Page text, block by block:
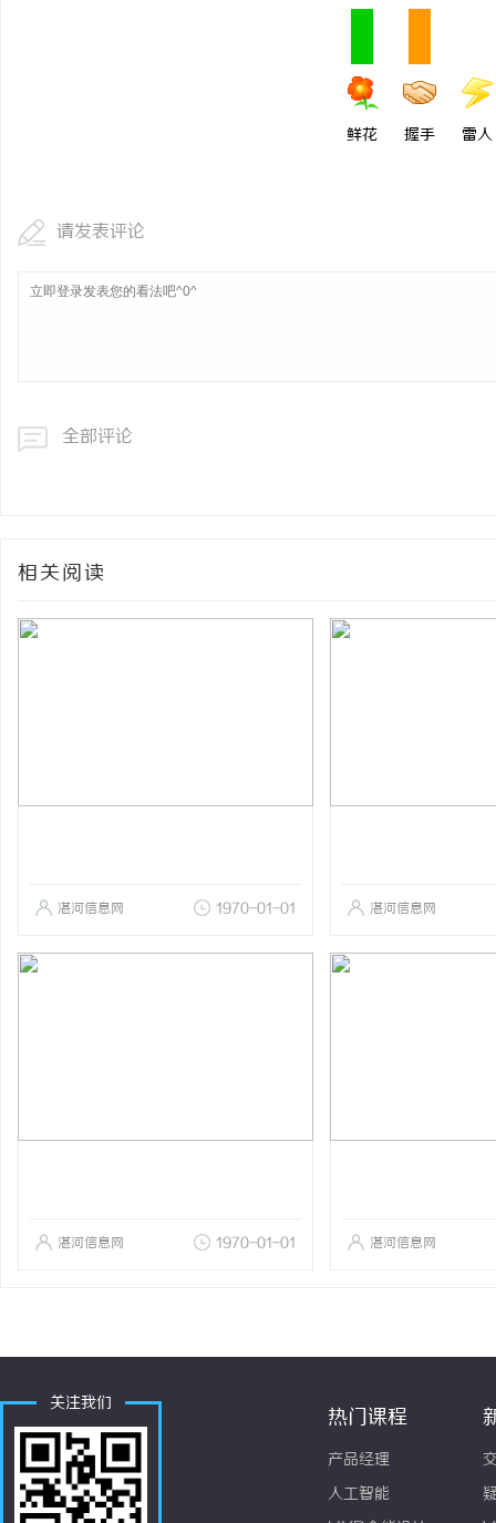
鲜花 握手 雷人
请发表评论
全部评论
相关阅读
湛河信息网 1970-01-01 湛河信息网
湛河信息网 1970-01-01 湛河信息网
关注我们
热门课程
产品经理
人工智能